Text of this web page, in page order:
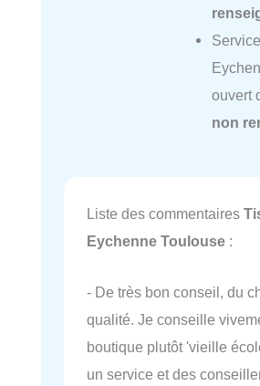
ouvert
non
Liste des commentaires
Eychenne Toulouse :
- De très bon conseil, du
qualité. Je conseille
boutique plutôt 'vieille
un service et des